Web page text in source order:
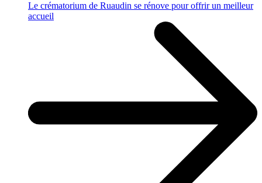
Le crématorium de Ruaudin se rénove pour offrir un meilleur
accueil